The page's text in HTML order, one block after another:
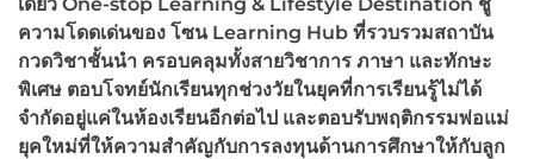
ความโดดเด่นของ โซน Learning Hub ที่รวบรวมสถาบัน
กวดวิชาชั้นนำ ครอบคลุมทั้งสายวิชาการ ภาษา และทักษะ
พิเศษ ตอบโจทย์นักเรียนทุกช่วงวัยในยุคที่การเรียนรู้ไม่ได้
จำกัดอยู่แค่ในห้องเรียนอีกต่อไป และตอบรับพฤติกรรมพ่อแม่
ยุคใหม่ที่ให้ความสำคัญกับการลงทุนด้านการศึกษาให้กับลูก